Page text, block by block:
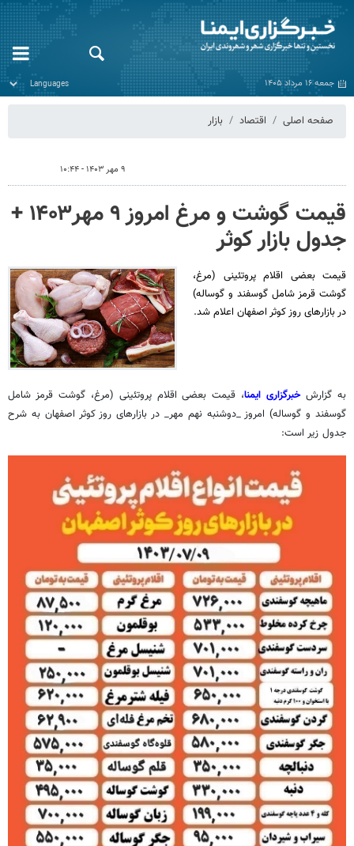
جمعه ۱۶ مرداد ۱۴۰۵
صفحه اصلی اقتصاد بازار
۹ مهر ۱۴۰۳ - ۱۰:۴۴
قیمت گوشت و مرغ امروز ۹ مهر۱۴۰۳ +
جدول بازار کوثر
قیمت بعضی اقلام پروتئینی (مرغ،
گوشت قرمز شامل گوسفند و گوساله)
در بازارهای روز کوثر اصفهان اعلام شد.
به گزارش خبرگزاری ایمنا، قیمت بعضی اقلام پروتئینی (مرغ، گوشت قرمز شامل
گوسفند و گوساله) امروز _دوشنبه نهم مهر_ در بازارهای روز کوثر اصفهان به شرح
جدول زیر است: